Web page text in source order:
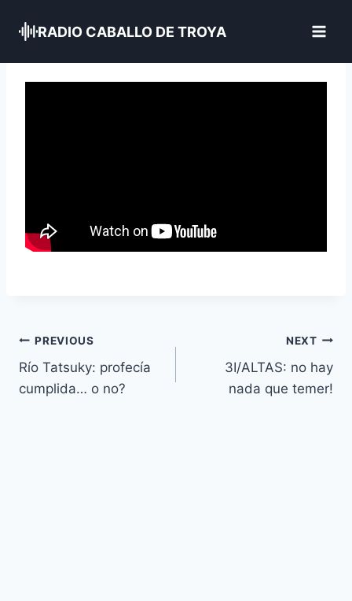
RADIO CABALLO DE TROYA
Navegación
de
PREVIOUS
Río Tatsuky: profecía
cumplida… o no?
NEXT
3I/ALTAS: no hay
nada que temer!